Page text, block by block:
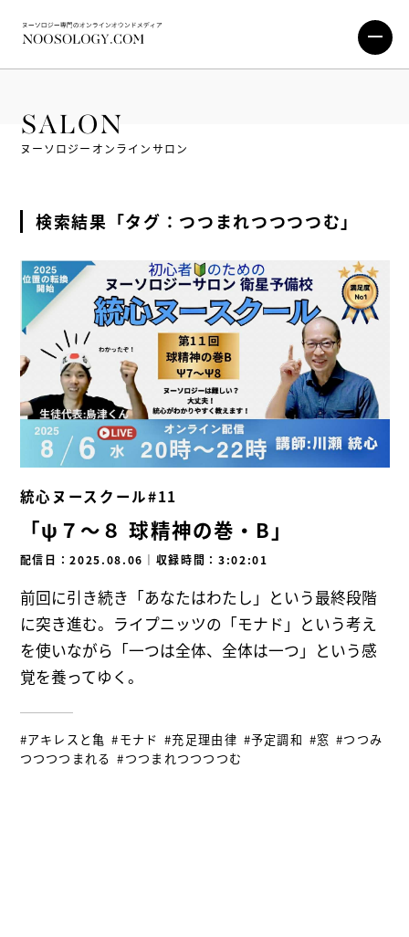
SALON
ヌーソロジーオンラインサロン
検索結果「タグ：つつまれつつつつむ」
統心ヌースクール#11
「ψ７～８ 球精神の巻・B」
配信日：2025.08.06 ｜ 収録時間：3:02:01
前回に引き続き「あなたはわたし」という最終段階
に突き進む。ライプニッツの「モナド」という考え
を使いながら「一つは全体、全体は一つ」という感
覚を養ってゆく。
#アキレスと亀 #モナド #充足理由律 #予定調和 #窓 #つつみ
つつつつまれる #つつまれつつつつむ